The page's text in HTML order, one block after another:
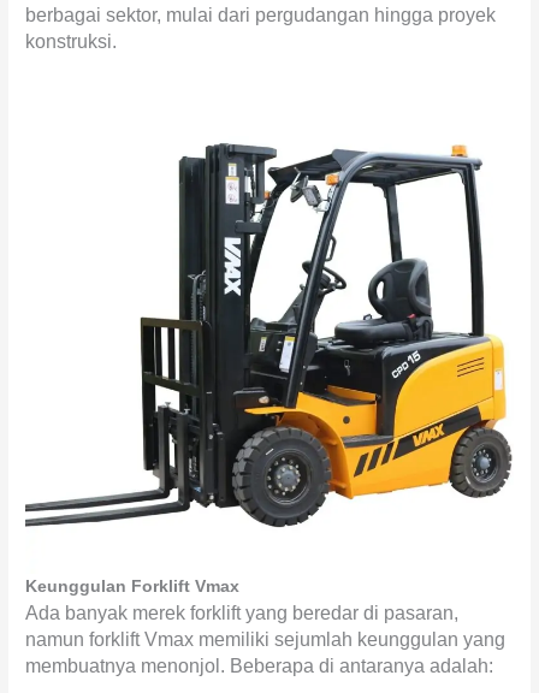
berbagai sektor, mulai dari pergudangan hingga proyek
konstruksi.
Keunggulan Forklift Vmax
Ada banyak merek forklift yang beredar di pasaran,
namun forklift Vmax memiliki sejumlah keunggulan yang
membuatnya menonjol. Beberapa di antaranya adalah: